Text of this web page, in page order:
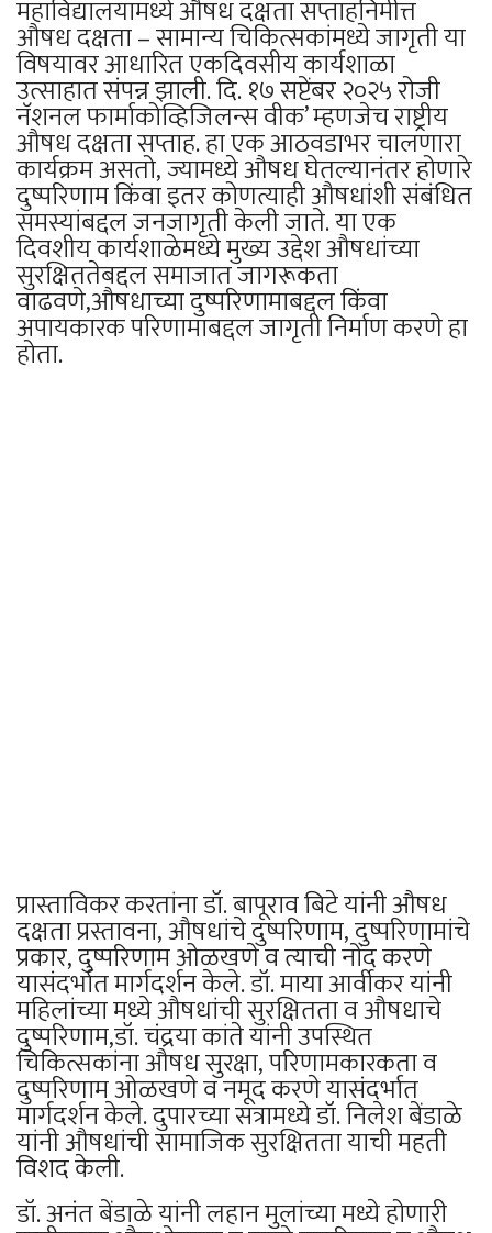
महाविद्यालयामध्ये औषध दक्षता सप्ताहनिमीत्त
औषध दक्षता – सामान्य चिकित्सकांमध्ये जागृती या
विषयावर आधारित एकदिवसीय कार्यशाळा
उत्साहात संपन्न झाली. दि. १७ सप्टेंबर २०२५ रोजी
नॅशनल फार्माकोव्हिजिलन्स वीक’ म्हणजेच राष्ट्रीय
औषध दक्षता सप्ताह. हा एक आठवडाभर चालणारा
कार्यक्रम असतो, ज्यामध्ये औषध घेतल्यानंतर होणारे
दुष्परिणाम किंवा इतर कोणत्याही औषधांशी संबंधित
समस्यांबद्दल जनजागृती केली जाते. या एक
दिवशीय कार्यशाळेमध्ये मुख्य उद्देश औषधांच्या
सुरक्षिततेबद्दल समाजात जागरूकता
वाढवणे,औषधाच्या दुष्परिणामाबद्दल किंवा
अपायकारक परिणामाबद्दल जागृती निर्माण करणे हा
होता.
प्रास्ताविकर करतांना डॉ. बापूराव बिटे यांनी औषध
दक्षता प्रस्तावना, औषधांचे दुष्परिणाम, दुष्परिणामांचे
प्रकार, दुष्परिणाम ओळखणे व त्याची नोंद करणे
यासंदर्भात मार्गदर्शन केले. डॉ. माया आर्वीकर यांनी
महिलांच्या मध्ये औषधांची सुरक्षितता व औषधाचे
दुष्परिणाम,डॉ. चंद्रया कांते यांनी उपस्थित
चिकित्सकांना औषध सुरक्षा, परिणामकारकता व
दुष्परिणाम ओळखणे व नमूद करणे यासंदर्भात
मार्गदर्शन केले. दुपारच्या सत्रामध्ये डॉ. निलेश बेंडाळे
यांनी औषधांची सामाजिक सुरक्षितता याची महती
विशद केली.
डॉ. अनंत बेंडाळे यांनी लहान मुलांच्या मध्ये होणारी